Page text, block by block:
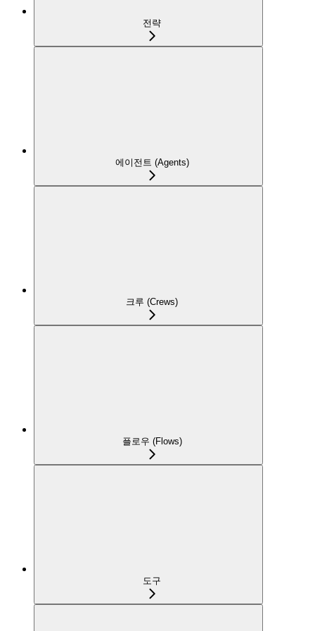
전략
에이전트 (Agents)
크루 (Crews)
플로우 (Flows)
도구